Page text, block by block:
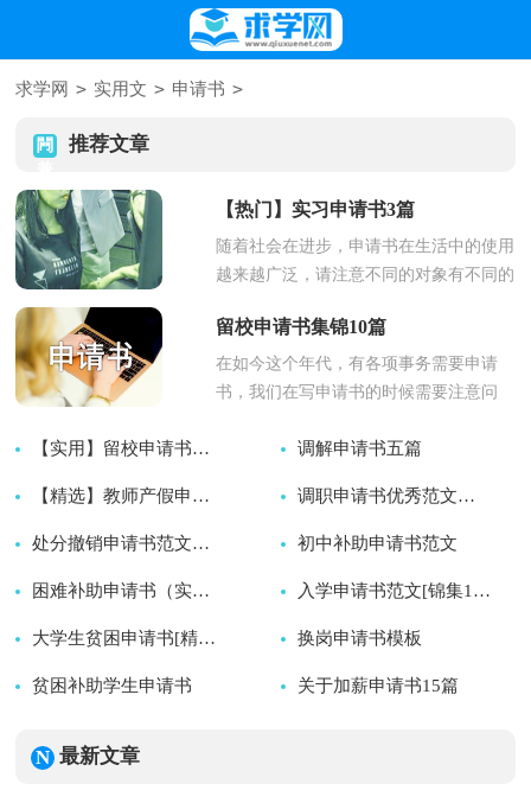
求学网 > 实用文 > 申请书 >
推荐文章
【热门】实习申请书3篇
随着社会在进步，申请书在生活中的使用
越来越广泛，请注意不同的对象有不同的
留校申请书集锦10篇
在如今这个年代，有各项事务需要申请
书，我们在写申请书的时候需要注意问
【实用】留校申请书四篇
2026-08-06
调解申请书五篇
2026-08-06
【精选】教师产假申请书4篇
2026-08-06
调职申请书优秀范文（精选3篇）
2026-08-06
处分撤销申请书范文（通用12篇）
2026-08-06
初中补助申请书范文
2026-08-05
困难补助申请书（实用）
2026-08-05
入学申请书范文[锦集15篇]
大学生贫困申请书[精选15篇]
2026-08-05
换岗申请书模板
2026-08-05
贫困补助学生申请书 关于加薪申请书15篇
最新文章